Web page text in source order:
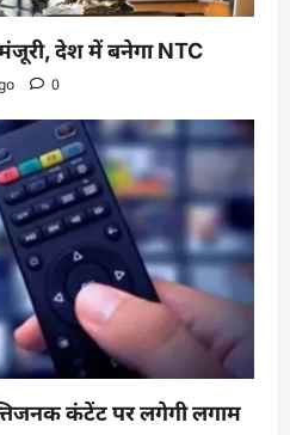
मंजूरी, देश में बनेगा NTC
0
कंटेंट पर लगेगी लगाम